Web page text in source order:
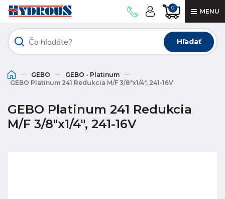
0 MENU
Hľadať
GEBO
GEBO - Platinum
GEBO Platinum 241 Redukcia M/F 3/8"x1/4", 241-16V
GEBO Platinum 241 Redukcia
M/F 3/8"x1/4", 241-16V